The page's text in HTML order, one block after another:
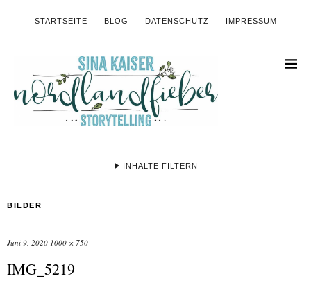
STARTSEITE BLOG DATENSCHUTZ IMPRESSUM
INHALTE FILTERN
BILDER
Juni 9, 2020 1000 × 750
IMG_5219